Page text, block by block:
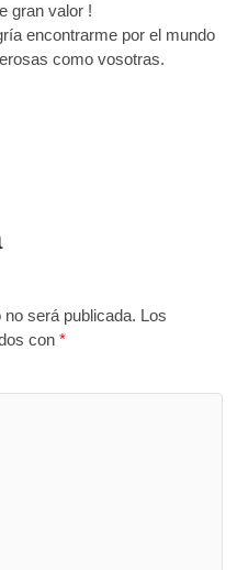
gran valor !
encontrarme por el mundo
como vosotras.
será publicada. Los
con*